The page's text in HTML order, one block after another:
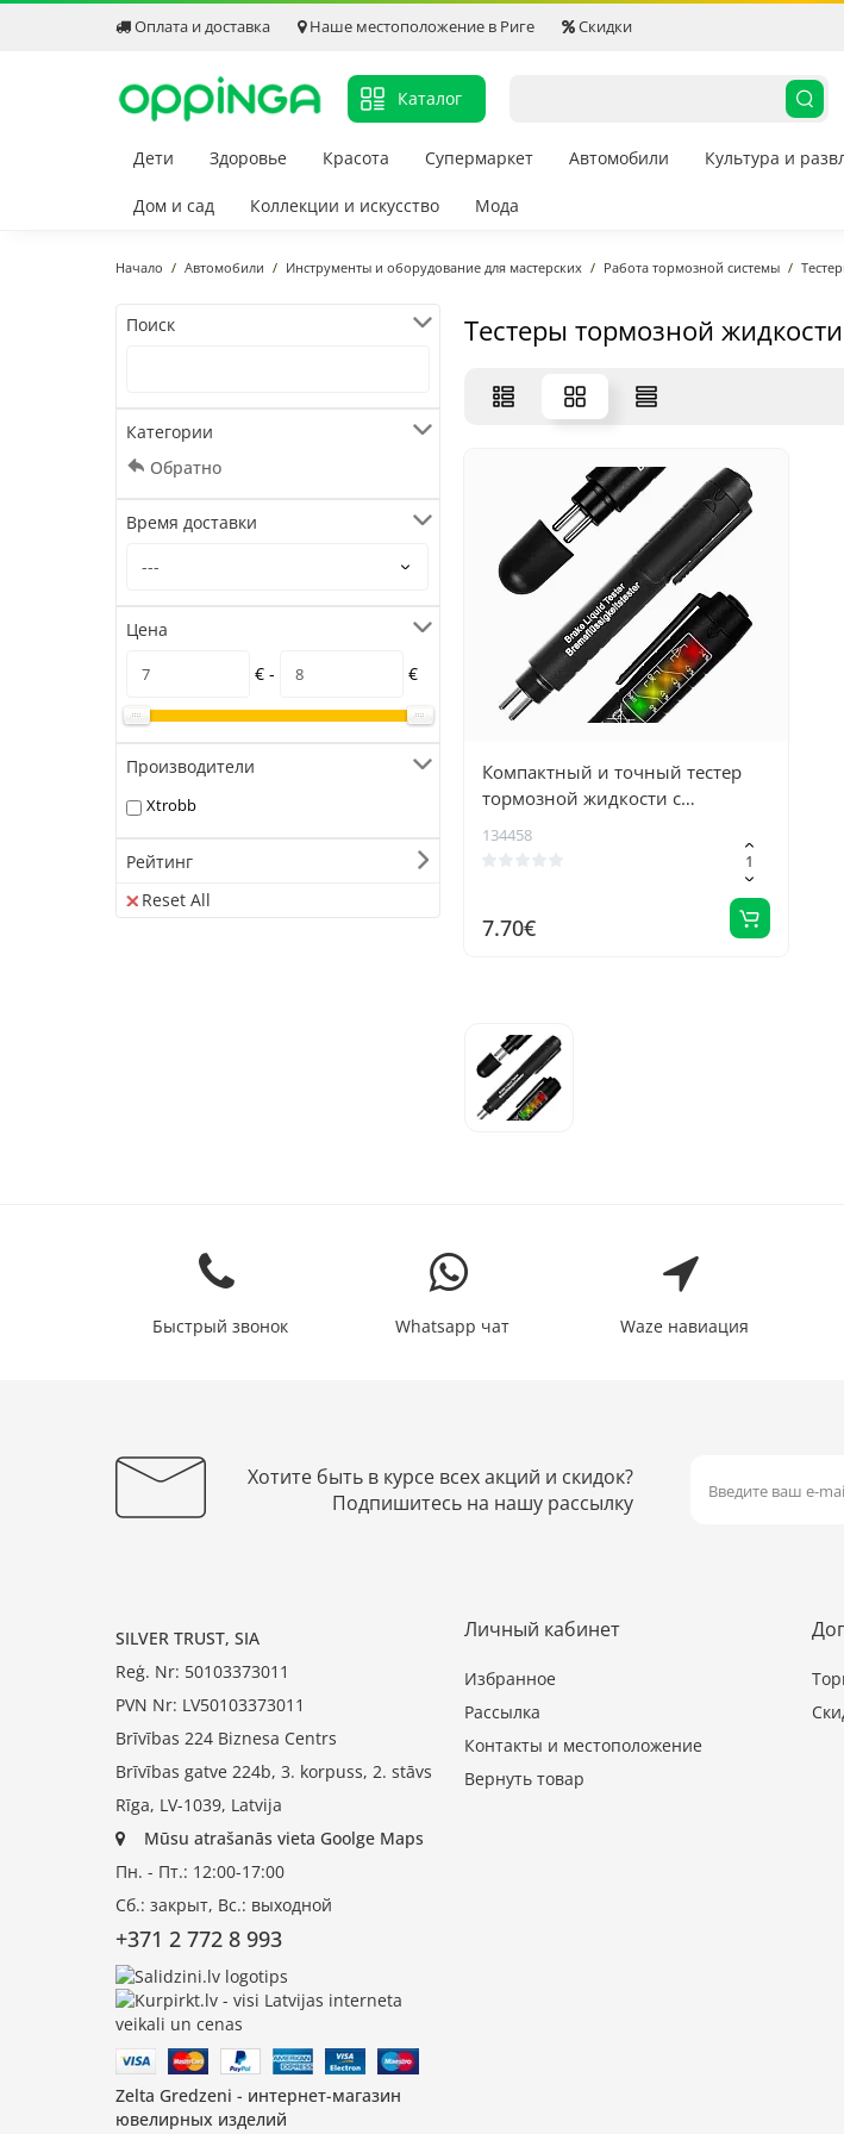
Оплата и доставка Наше местоположение в Риге Скидки
Каталог
Дети Здоровье Красота Супермаркет Автомобили Культура и
Дом и сад Коллекции и искусство Мода
Начало Автомобили Инструменты и оборудование для мастерских Работа тормозной системы
Поиск
Категории
Обратно
Время доставки
Цена
€ -
€
Производители
Xtrobb
Рейтинг
Reset All
Тестеры тормозной жидкости
Компактный и точный тестер
тормозной жидкости с
индикатором содержания воды
134458
7.70€
Быстрый звонок Whatsapp чат Waze навиация
Хотите быть в курсе всех акций и скидок?
Подпишитесь на нашу рассылку
SILVER TRUST, SIA
Reģ. Nr: 50103373011
PVN Nr: LV50103373011
Brīvības 224 Biznesa Centrs
Brīvības gatve 224b, 3. korpuss, 2. stāvs
Rīga, LV-1039, Latvija
Mūsu atrašanās vieta Goolge Maps
Пн. - Пт.: 12:00-17:00
Сб.: закрыт, Вс.: выходной
+371 2 772 8 993
Zelta Gredzeni - интернет-магазин
ювелирных изделий
Личный кабинет
Избранное
Рассылка
Контакты и местоположение
Вернуть товар